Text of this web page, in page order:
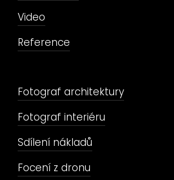
Video
Reference
Fotograf architektury
Fotograf interiéru
Sdílení nákladů
Focení z dronu